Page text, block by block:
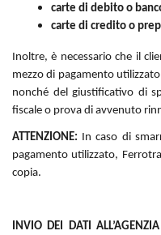
carte di debito o
carte di credito o
Inoltre, è necessario che il
mezzo di pagamento
nonché del giustificativo di
fiscale o prova di avvenuto
ATTENZIONE: In caso di
pagamento utilizzato,
copia.
INVIO DEI DATI